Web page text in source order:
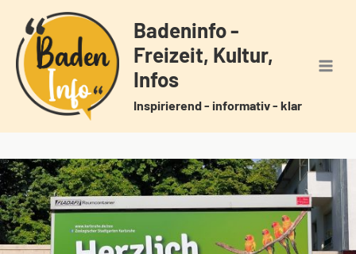
Inhalt
springen
Badeninfo -
Freizeit, Kultur,
Infos
Inspirierend - informativ - klar